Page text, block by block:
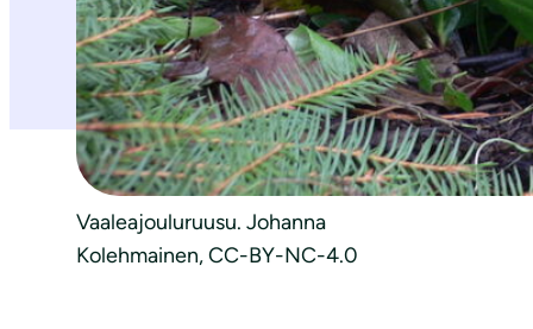
Vaaleajouluruusu. Johanna
Kolehmainen, CC-BY-NC-4.0